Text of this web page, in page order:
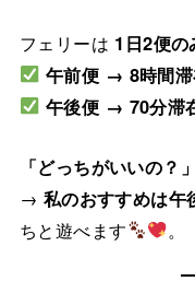
フェリーは 1日2便の
午前便 → 8時間
午後便 → 70分滞
「どっちがいいの？」
→ 私のおすすめは午
ちと遊べます
。